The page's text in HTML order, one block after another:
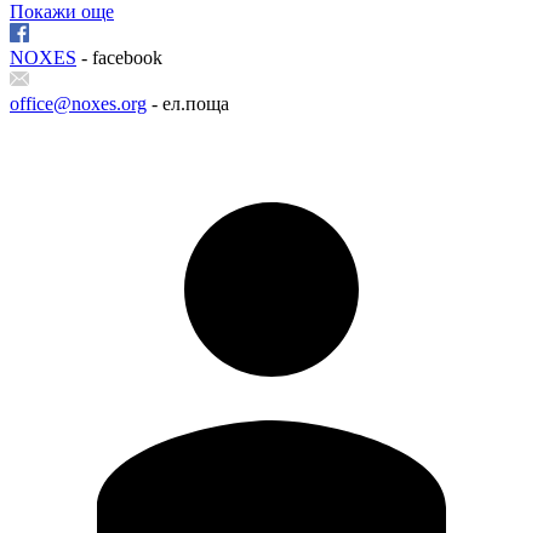
Покажи още
NOXES - facebook
office@noxes.org - ел.поща